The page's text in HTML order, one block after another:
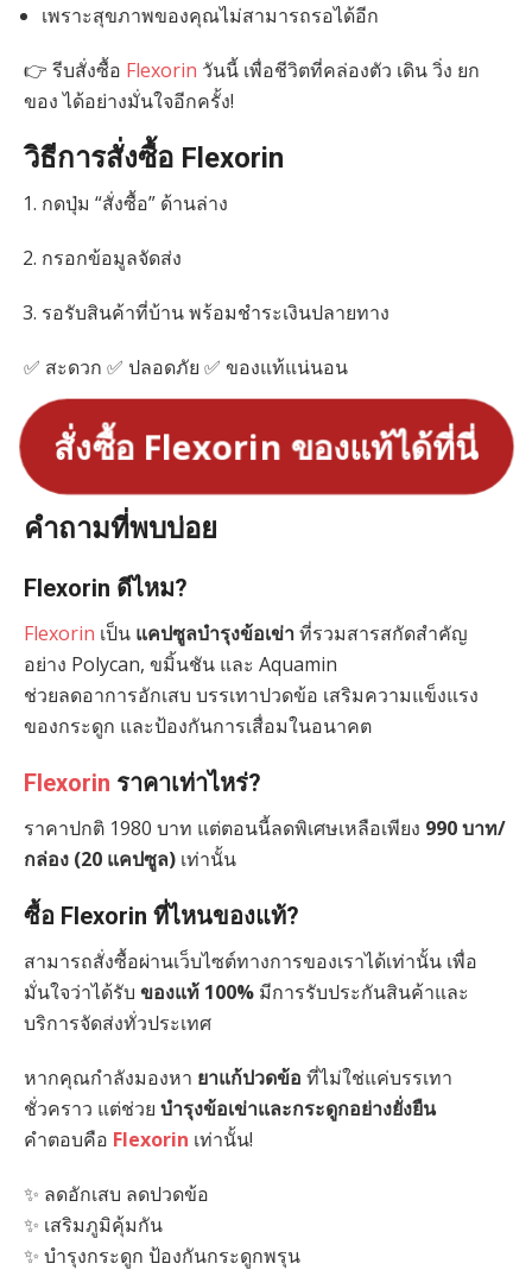
เพราะสุขภาพของคุณไม่สามารถรอได้อีก
👉 รีบสั่งซื้อ Flexorin วันนี้ เพื่อชีวิตที่คล่องตัว เดิน วิ่ง ยก
ของ ได้อย่างมั่นใจอีกครั้ง!
วิธีการสั่งซื้อ Flexorin
กดปุ่ม “สั่งซื้อ” ด้านล่าง
กรอกข้อมูลจัดส่ง
รอรับสินค้าที่บ้าน พร้อมชำระเงินปลายทาง
✅ สะดวก ✅ ปลอดภัย ✅ ของแท้แน่นอน
สั่งซื้อ Flexorin ของแท้ได้ที่นี่
คำถามที่พบบ่อย
Flexorin ดีไหม?
Flexorin เป็น แคปซูลบำรุงข้อเข่าที่รวมสารสกัดสำคัญ
อย่าง Polycan, ขมิ้นชัน และ Aquamin
ช่วยลดอาการอักเสบ บรรเทาปวดข้อ เสริมความแข็งแรง
ของกระดูก และป้องกันการเสื่อมในอนาคต
Flexorin ราคาเท่าไหร่?
ราคาปกติ 1980 บาท แต่ตอนนี้ลดพิเศษเหลือเพียง 990 บาท/
กล่อง (20 แคปซูล) เท่านั้น
ซื้อ Flexorin ที่ไหนของแท้?
สามารถสั่งซื้อผ่านเว็บไซต์ทางการของเราได้เท่านั้น เพื่อ
มั่นใจว่าได้รับ ของแท้ 100% มีการรับประกันสินค้าและ
บริการจัดส่งทั่วประเทศ
หากคุณกำลังมองหา ยาแก้ปวดข้อ ที่ไม่ใช่แค่บรรเทา
ชั่วคราว แต่ช่วย บำรุงข้อเข่าและกระดูกอย่างยั่งยืน
คำตอบคือ Flexorin เท่านั้น!
✨ ลดอักเสบ ลดปวดข้อ
✨ เสริมภูมิคุ้มกัน
✨ บำรุงกระดูก ป้องกันกระดูกพรุน